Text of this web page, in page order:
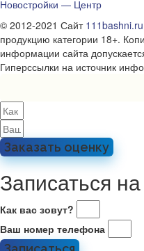
Новостройки — Центр
© 2012-2021 Сайт 111bashni.ru
продукцию категории 18+.
информации сайта
Гиперссылки на источник
Заказать оценку
Записаться
Как вас зовут?
Ваш номер телефона